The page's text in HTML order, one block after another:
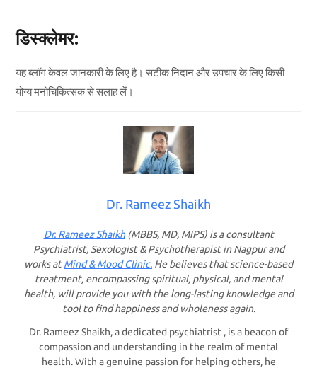
डिस्क्लेमर:
यह ब्लॉग केवल जानकारी के लिए है। सटीक निदान और उपचार के लिए किसी
योग्य मनोचिकित्सक से सलाह लें।
Dr. Rameez Shaikh
Dr. Rameez Shaikh(MBBS, MD, MIPS) is a consultant
Psychiatrist, Sexologist & Psychotherapist in Nagpur and
works atMind & Mood Clinic. He believes that science-based
treatment, encompassing spiritual, physical, and mental
health, will provide you with the long-lasting knowledge and
tool to find happiness and wholeness again.
Dr. Rameez Shaikh, a dedicated psychiatrist , is a beacon of
compassion and understanding in the realm of mental
health. With a genuine passion for helping others, he